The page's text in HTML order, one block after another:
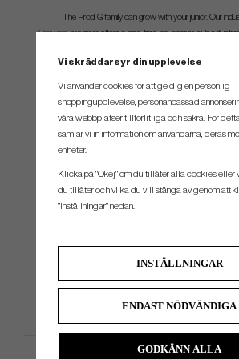
The Prodi G family can grow with your junior. Our
Growing”program offers a one-time, no-charge club
Get Your Junior Golfer Fit For
Dial-in a full bag of club recommendations for your junior
fitting tool. Provide simple inputs about your child’s size and
22°
Vi skräddarsyr din upplevelse
Vi använder cookies för att ge dig en personlig
shoppingupplevelse, personanpassad
våra webbplatser tillförlitliga och säkra. För
samlar vi in information om användarna, deras
enheter.
Klicka på "Okej" om du tillåter alla cookies eller
du tillåter och vilka du vill stänga av genom att
"Inställningar" nedan.
INSTÄLLNINGAR
ENDAST NÖDVÄNDIGA
GODKÄNN ALLA